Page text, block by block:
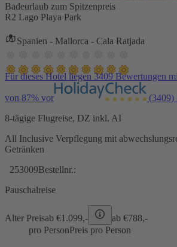
Badeurlaub zum Spitzenpreis
R2 Lago Playa Park
Spanien - Mallorca - Cala Ratjada
Für dieses Hotel liegen 3409 Bewertungen
von 87% vor (3409)
8-tägige Flugreise, DZ inkl. AI
All Inclusive Verpflegung mit
Getränken
253009Bestellnr.:
Pauschalreise
Alter Preisab €1.099,- ab €788,-
pro PersonPreis pro Person